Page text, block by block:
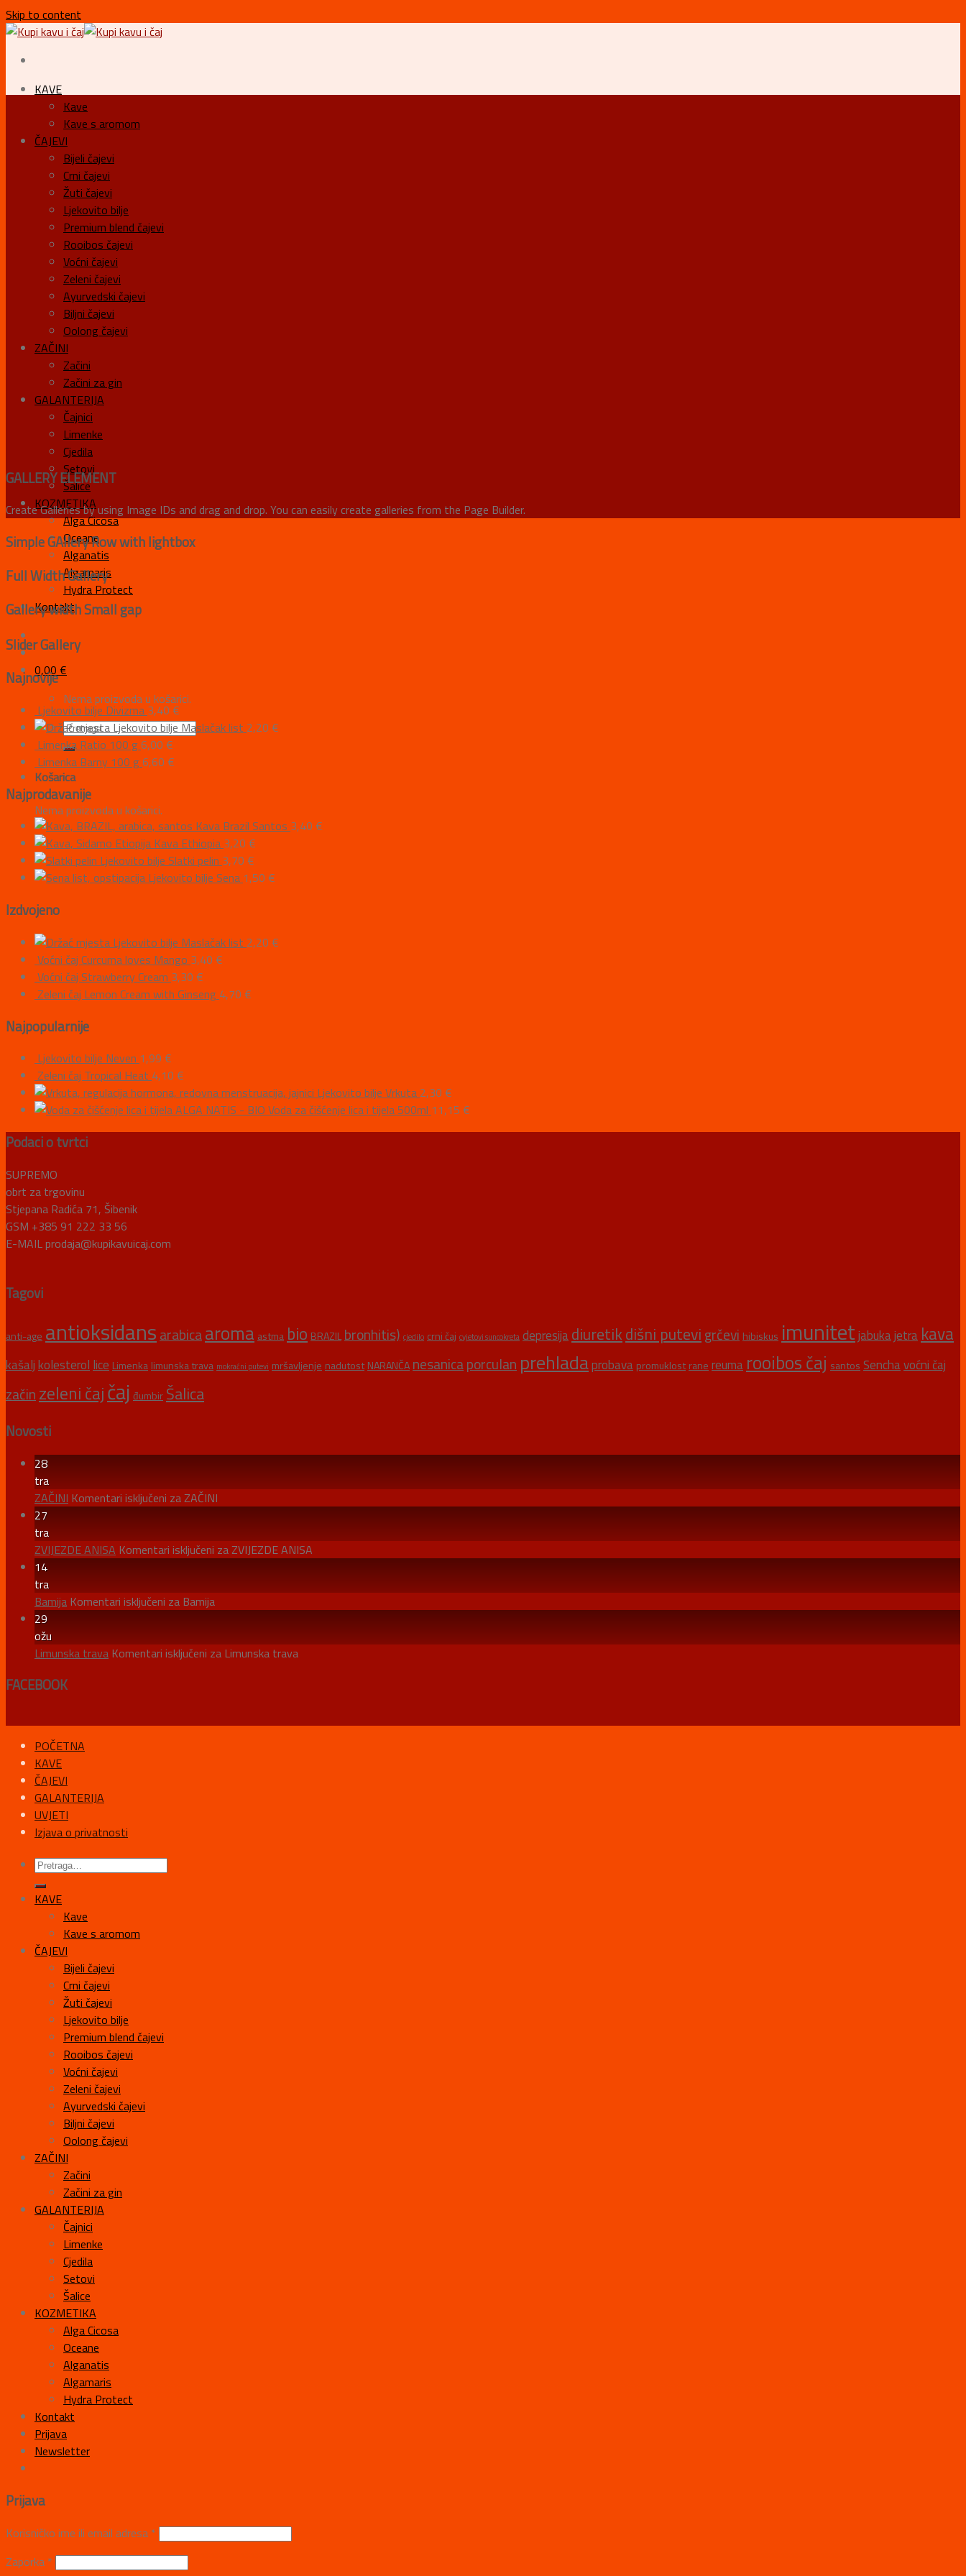
Skip to content
KAVE
Kave
Kave s aromom
ČAJEVI
Bijeli čajevi
Crni čajevi
Žuti čajevi
Ljekovito bilje
Premium blend čajevi
Rooibos čajevi
Voćni čajevi
Zeleni čajevi
Ayurvedski čajevi
Biljni čajevi
Oolong čajevi
ZAČINI
Začini
Začini za gin
GALANTERIJA
Čajnici
Limenke
Cjedila
Setovi
Šalice
KOZMETIKA
Alga Cicosa
Oceane
Alganatis
Algamaris
Hydra Protect
Kontakt
0,00 €
Nema proizvoda u košarici.
Košarica
Nema proizvoda u košarici.
GALLERY ELEMENT
Create Galleries by using Image IDs and drag and drop. You can easily create galleries from the Page Builder.
Simple GAllery Row with lightbox
Full Width Gallery
Gallery width Small gap
Slider Gallery
Najnovije
Ljekovito bilje Divizma 3,40 €
Ljekovito bilje Maslačak list 2,20 €
Limenka Ratio 100 g 6,00 €
Limenka Barny 100 g 6,60 €
Najprodavanije
Kava Brazil Santos 3,40 €
Kava Ethiopia 3,20 €
Ljekovito bilje Slatki pelin 3,70 €
Ljekovito bilje Sena 1,50 €
Izdvojeno
Ljekovito bilje Maslačak list 2,20 €
Voćni čaj Curcuma loves Mango 3,40 €
Voćni čaj Strawberry Cream 3,30 €
Zeleni čaj Lemon Cream with Ginseng 4,70 €
Najpopularnije
Ljekovito bilje Neven 1,99 €
Zeleni čaj Tropical Heat 4,10 €
Ljekovito bilje Vrkuta 2,30 €
ALGA NATIS - BIO Voda za čišćenje lica i tijela 500ml 11,15 €
Podaci o tvrtci
SUPREMO
obrt za trgovinu
Stjepana Radića 71, Šibenik
GSM +385 91 222 33 56
E-MAIL prodaja@kupikavuicaj.com
Tagovi
anti-age antioksidansarabicaaroma astma bio BRAZILbronhitis) cjedilo crni čaj cvjetovi suncokreta depresijadiuretikdišni putevi grčevi hibiskus imunitetjabukajetra kava
kašaljkolesterollice Limenka limunska trava mokraćni putevi mršavljenje nadutost NARANČAnesanicaporculan prehladaprobava promuklost rane reuma rooibos čaj santos Senchavoćni čaj
začinzeleni čajčaj đumbir Šalica
Novosti
28
tra
ZAČINI Komentari isključeni za ZAČINI
27
tra
ZVIJEZDE ANISA Komentari isključeni za ZVIJEZDE ANISA
14
tra
Bamija Komentari isključeni za Bamija
29
ožu
Limunska trava Komentari isključeni za Limunska trava
FACEBOOK
POČETNA
KAVE
ČAJEVI
GALANTERIJA
UVJETI
Izjava o privatnosti
KAVE
Kave
Kave s aromom
ČAJEVI
Bijeli čajevi
Crni čajevi
Žuti čajevi
Ljekovito bilje
Premium blend čajevi
Rooibos čajevi
Voćni čajevi
Zeleni čajevi
Ayurvedski čajevi
Biljni čajevi
Oolong čajevi
ZAČINI
Začini
Začini za gin
GALANTERIJA
Čajnici
Limenke
Cjedila
Setovi
Šalice
KOZMETIKA
Alga Cicosa
Oceane
Alganatis
Algamaris
Hydra Protect
Kontakt
Prijava
Newsletter
Prijava
Korisničko ime ili email adresa *
Zaporka *